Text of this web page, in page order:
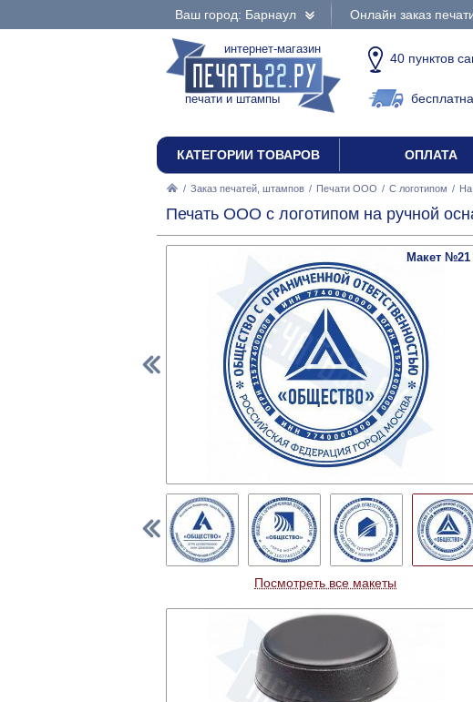
Ваш город: Барнаул Онлайн заказ
интернет-магазин
печати и штампы
40 пунктов
КАТЕГОРИИ ТОВАРОВ ОПЛАТА
/ Заказ печатей, штампов / Печати ООО / С логотипом / На
Печать ООО с логотипом на ручной
Макет №21
Посмотреть все макеты